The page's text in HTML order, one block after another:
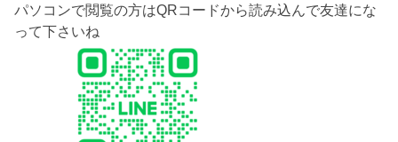
パソコンで閲覧の方はQRコードから読み込んで友達にな
って下さいね